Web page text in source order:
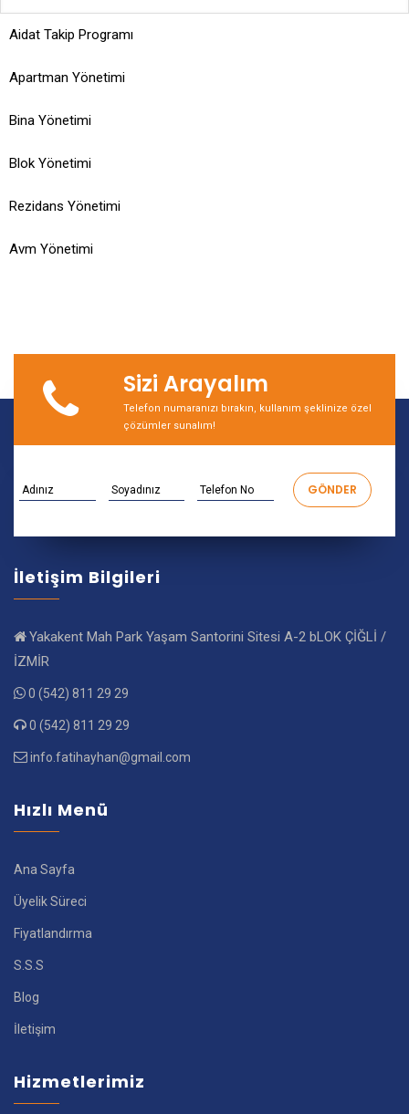
Aidat Takip Programı
Apartman Yönetimi
Bina Yönetimi
Blok Yönetimi
Rezidans Yönetimi
Avm Yönetimi
Sizi Arayalım
Telefon numaranızı bırakın, kullanım şeklinize özel
çözümler sunalım!
İletişim Bilgileri
Yakakent Mah Park Yaşam Santorini Sitesi A-2 bLOK ÇİĞLİ /
İZMİR
0 (542) 811 29 29
0 (542) 811 29 29
info.fatihayhan@gmail.com
Hızlı Menü
Ana Sayfa
Üyelik Süreci
Fiyatlandırma
S.S.S
Blog
İletişim
Hizmetlerimiz